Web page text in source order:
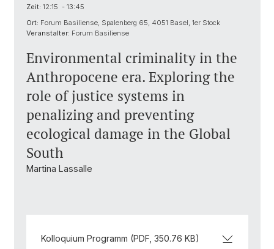
Zeit: 12:15 - 13:45
Ort: Forum Basiliense, Spalenberg 65, 4051 Basel, 1er Stock
Veranstalter: Forum Basiliense
Environmental criminality in the
Anthropocene era. Exploring the
role of justice systems in
penalizing and preventing
ecological damage in the Global
South
Martina Lassalle
Kolloquium Programm (PDF, 350.76 KB)